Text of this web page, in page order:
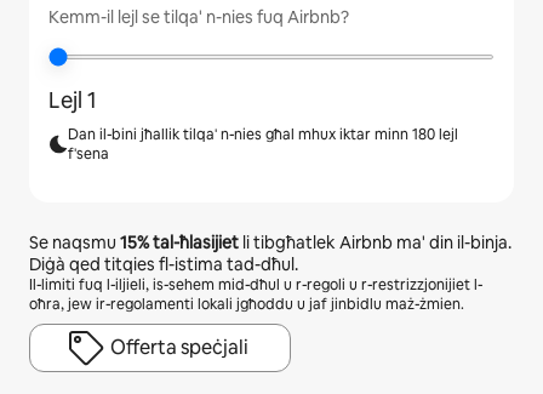
Kemm-il lejl se tilqa' n-nies fuq Airbnb?
Lejl 1
Dan il-bini jħallik tilqa' n-nies għal mhux iktar minn 180 lejl
f'sena
Se naqsmu 15%tal-ħlasijiet li tibgħatlek Airbnb ma' din il-binja.
Diġà qed titqies fl-istima tad-dħul.
Il-limiti fuq l-iljieli, is-sehem mid-dħul u r-regoli u r-restrizzjonijiet l-
oħra, jew ir-regolamenti lokali jgħoddu u jaf jinbidlu maż-żmien.
Offerta speċjali